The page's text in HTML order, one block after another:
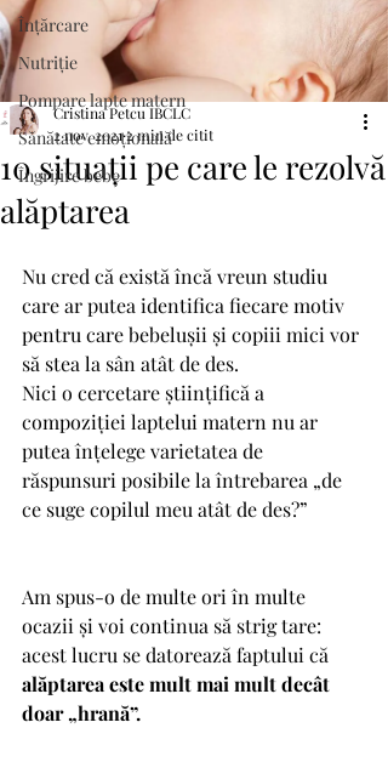
Înțărcare
Nutriție
Pompare lapte matern
Sănătate emoțională
Îngrijire bebe
10 situații pe care le rezolvă
alăptarea
Cristina Petcu IBCLC
2 nov. 20212 min de citit
Nu cred că există încă vreun studiu
care ar putea identifica fiecare motiv
pentru care bebelușii și copiii mici vor
să stea la sân atât de des.
Nici o cercetare științifică a
compoziției laptelui matern nu ar
putea înțelege varietatea de
răspunsuri posibile la întrebarea „de
ce suge copilul meu atât de des?”
Am spus-o de multe ori în multe
ocazii și voi continua să strig tare:
acest lucru se datorează faptului că
alăptarea este mult mai mult decât
doar „hrană”.